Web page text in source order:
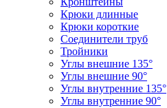
Крюки длинные
Крюки короткие
Соединители труб
Тройники
Углы внешние 135°
Углы внешние 90°
Углы внутренние 135°
Углы внутренние 90°